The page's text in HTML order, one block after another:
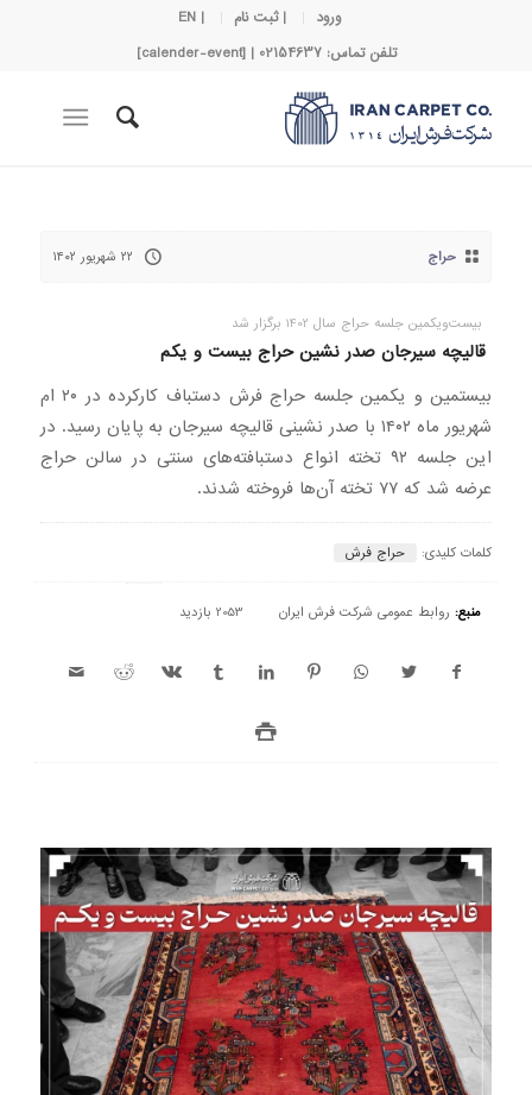
ورود | ثبت نام
| EN
تلفن تماس: 02154637 | [calender-event]
حراج ۲۲ شهریور ۱۴۰۲
بیست‌و‌یکمین جلسه حراج سال 1402 برگزار شد
قالیچه سیرجان صدر نشین حراج بیست و یکم
بیستمین و یکمین جلسه حراج فرش دستباف کارکرده در ۲۰ ام
شهریور ماه ۱۴۰۲ با صدر نشینی قالیچه سیرجان به پایان رسید. در
این جلسه ۹۲ تخته انواع دستبافته‌های سنتی در سالن حراج
عرضه شد که ۷۷ تخته آن‌ها فروخته شدند.
کلمات کلیدی: حراج فرش
منبع: روابط عمومی شرکت فرش ایران 2053 بازدید